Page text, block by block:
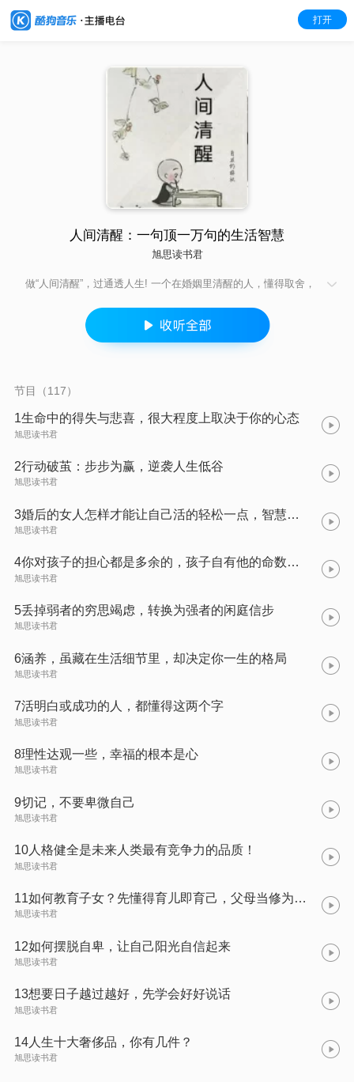
打开
人间清醒：一句顶一万句的生活智慧
旭思读书君
做“人间清醒”，过通透人生! 一个在婚姻里清醒的人，懂得取舍，
工作中发生的一切，毫无怨言。 一个在人际关系上清醒的人，不
执着，不纠结,不对抗，不把自己困在事情里，不给自己制造烦
恼，也不给别人添麻烦。 清醒地思考，通透地生活， 从容但不慌
中自在喜悦。
节目（117）
1生命中的得失与悲喜，很大程度上取决于你的心态
旭思读书君
2行动破茧：步步为赢，逆袭人生低谷
旭思读书君
3婚后的女人怎样才能让自己活的轻松一点，智慧一点？
旭思读书君
4你对孩子的担心都是多余的，孩子自有他的命数和剧本
旭思读书君
5丢掉弱者的穷思竭虑，转换为强者的闲庭信步
旭思读书君
6涵养，虽藏在生活细节里，却决定你一生的格局
旭思读书君
7活明白或成功的人，都懂得这两个字
旭思读书君
8理性达观一些，幸福的根本是心
旭思读书君
9切记，不要卑微自己
旭思读书君
10人格健全是未来人类最有竞争力的品质！
旭思读书君
11如何教育子女？先懂得育儿即育己，父母当修为的道理
旭思读书君
12如何摆脱自卑，让自己阳光自信起来
旭思读书君
13想要日子越过越好，先学会好好说话
旭思读书君
14人生十大奢侈品，你有几件？
旭思读书君